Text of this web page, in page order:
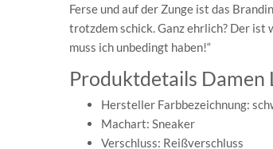
Ferse und auf der Zunge ist das
trotzdem schick. Ganz ehrlich? Der ist
muss ich unbedingt haben!“
Produktdetails Damen
Hersteller Farbbezeichnung:
Machart: Sneaker
Verschluss: Reißverschluss